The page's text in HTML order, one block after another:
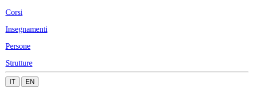
Corsi
Insegnamenti
Persone
Strutture
IT EN